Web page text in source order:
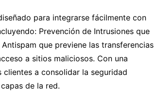
para integrarse fácilmente con
Prevención de Intrusiones que
que previene las transferencias
a sitios maliciosos. Con una
a consolidar la seguridad
de la red.